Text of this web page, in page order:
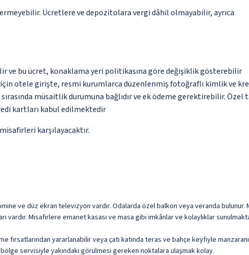
Ücretlere ve depozitolara vergi dâhil olmayabilir, ayrıca
ve bu ücret, konaklama yeri politikasına göre değişiklik gösterebilir
otele girişte, resmi kurumlarca düzenlenmiş fotoğraflı kimlik ve
müsaitlik durumuna bağlıdır ve ek ödeme gerektirebilir.
kartları kabul edilmektedir
karşılayacaktır.
ve düz ekran televizyon vardır. Odalarda özel balkon veya veranda
vardır. Misafirlere emanet kasası ve masa gibi imkânlar ve kolaylıklar
fırsatlarından yararlanabilir veya çatı katında teras ve bahçe keyfiyle
bölge servisiyle yakındaki görülmesi gereken noktalara ulaşmak kolay.